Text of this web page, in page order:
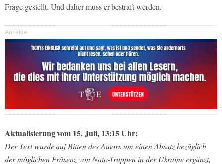
Frage gestellt. Und daher muss er bestraft werden.
Anzeige
Aktualisierung vom 15. Juli, 13:15 Uhr:
Der Text wurde auf Bitten des Autors um einen Absatz bezüglich
der möglichen Präsenz von Nato-Truppen in der Ukraine ergänzt,